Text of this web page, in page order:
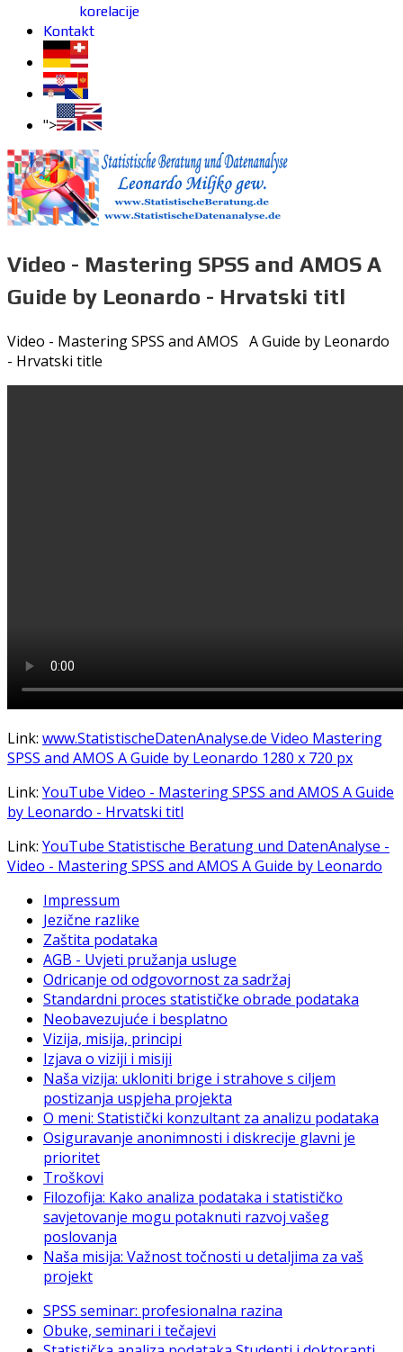
korelacije
Kontakt
">
Video - Mastering SPSS and AMOS A
Guide by Leonardo - Hrvatski titl
Video - Mastering SPSS and AMOS A Guide by Leonardo
- Hrvatski title
Link: www.StatistischeDatenAnalyse.de Video Mastering
SPSS and AMOS A Guide by Leonardo 1280 x 720 px
Link: YouTube Video - Mastering SPSS and AMOS A Guide
by Leonardo - Hrvatski titl
Link: YouTube Statistische Beratung und DatenAnalyse -
Video - Mastering SPSS and AMOS A Guide by Leonardo
Impressum
Jezične razlike
Zaštita podataka
AGB - Uvjeti pružanja usluge
Odricanje od odgovornost za sadržaj
Standardni proces statističke obrade podataka
Neobavezujuće i besplatno
Vizija, misija, principi
Izjava o viziji i misiji
Naša vizija: ukloniti brige i strahove s ciljem
postizanja uspjeha projekta
O meni: Statistički konzultant za analizu podataka
Osiguravanje anonimnosti i diskrecije glavni je
prioritet
Troškovi
Filozofija: Kako analiza podataka i statističko
savjetovanje mogu potaknuti razvoj vašeg
poslovanja
Naša misija: Važnost točnosti u detaljima za vaš
projekt
SPSS seminar: profesionalna razina
Obuke, seminari i tečajevi